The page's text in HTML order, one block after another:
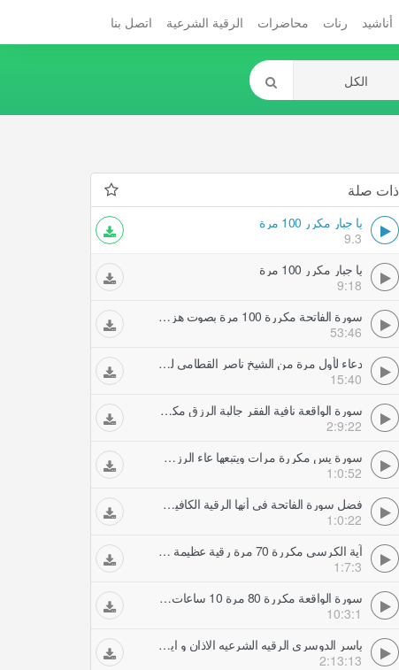
أناشيد رنات محاضرات الرقية الشرعية اتصل بنا
ذات صلة
يا جبار مكرر 100 مرة
9.3
يا جبار مكرر 100 مرة
9:18
سورة الفاتحة مكررة 100 مرة بصوت هزاع البلوشي
53:46
دعاء لأول مرة من الشيخ ناصر القطامي ليلة سابع رمضان اللهم استجب لنا يارب مونتاج ورثان الجنان
15:40
سورة الواقعة نافية الفقر جالبة الرزق مكررة مرة كما لم تسمعها من قبل الرقية الشرعية
2:9:22
سورة يس مكررة مرات ويتبعها عاء الرزق العاجل مكرر مئة مرة الرقية الشرعية
1:0:52
فضل سورة الفاتحة في أنها الرقية الكافية من كل هم وغم وداء شافية مكررة مرة الرقية الشرعية
1:0:22
آية الكرسي مكررة 70 مرة رقية عظيمة بقوة الله
1:7:3
سورة الواقعة مكررة 80 مرة 10 ساعات متواصلة بصوت مميز The Holy Quran Surah Al Waqiea
10:3:1
ياسر الدوسري الرقيه الشرعيه الاذان و اية الكرسي مكرره ساعتين لاخراج و حرق الجن و ابطال السحر
2:13:13